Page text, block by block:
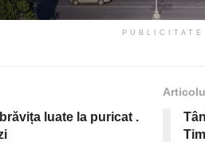
PUBLICITATE
luate la puricat .